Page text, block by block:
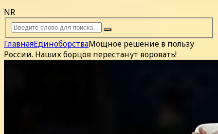
NR
ГлавнаяЕдиноборстваМощное решение в пользу
России. Наших борцов перестанут воровать!